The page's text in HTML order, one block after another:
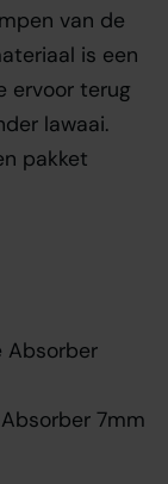
van de
is een
ervoor terug
lawaai.
pakket
Absorber
7mm